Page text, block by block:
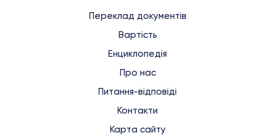
Переклад документів
Вартість
Енциклопедія
Про нас
Питання-відповіді
Контакти
Карта сайту